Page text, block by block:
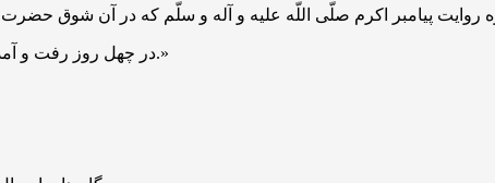
«در چهل روز رفت و آمد خود بخاطر اشتیاقی که به دیدار خداوند داشت، نخورد، نیاشامید و نخوابید.»